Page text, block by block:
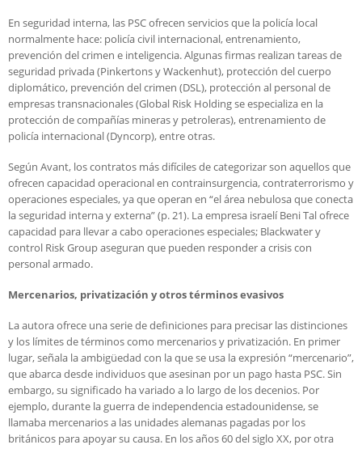
En seguridad interna, las PSC ofrecen servicios que la policía local
normalmente hace: policía civil internacional, entrenamiento,
prevención del crimen e inteligencia. Algunas firmas realizan tareas de
seguridad privada (Pinkertons y Wackenhut), protección del cuerpo
diplomático, prevención del crimen (DSL), protección al personal de
empresas transnacionales (Global Risk Holding se especializa en la
protección de compañías mineras y petroleras), entrenamiento de
policía internacional (Dyncorp), entre otras.
Según Avant, los contratos más difíciles de categorizar son aquellos que
ofrecen capacidad operacional en contrainsurgencia, contraterrorismo y
operaciones especiales, ya que operan en “el área nebulosa que conecta
la seguridad interna y externa” (p. 21). La empresa israelí Beni Tal ofrece
capacidad para llevar a cabo operaciones especiales; Blackwater y
control Risk Group aseguran que pueden responder a crisis con
personal armado.
Mercenarios, privatización y otros términos evasivos
La autora ofrece una serie de definiciones para precisar las distinciones
y los límites de términos como mercenarios y privatización. En primer
lugar, señala la ambigüedad con la que se usa la expresión “mercenario”,
que abarca desde individuos que asesinan por un pago hasta PSC. Sin
embargo, su significado ha variado a lo largo de los decenios. Por
ejemplo, durante la guerra de independencia estadounidense, se
llamaba mercenarios a las unidades alemanas pagadas por los
británicos para apoyar su causa. En los años 60 del siglo XX, por otra